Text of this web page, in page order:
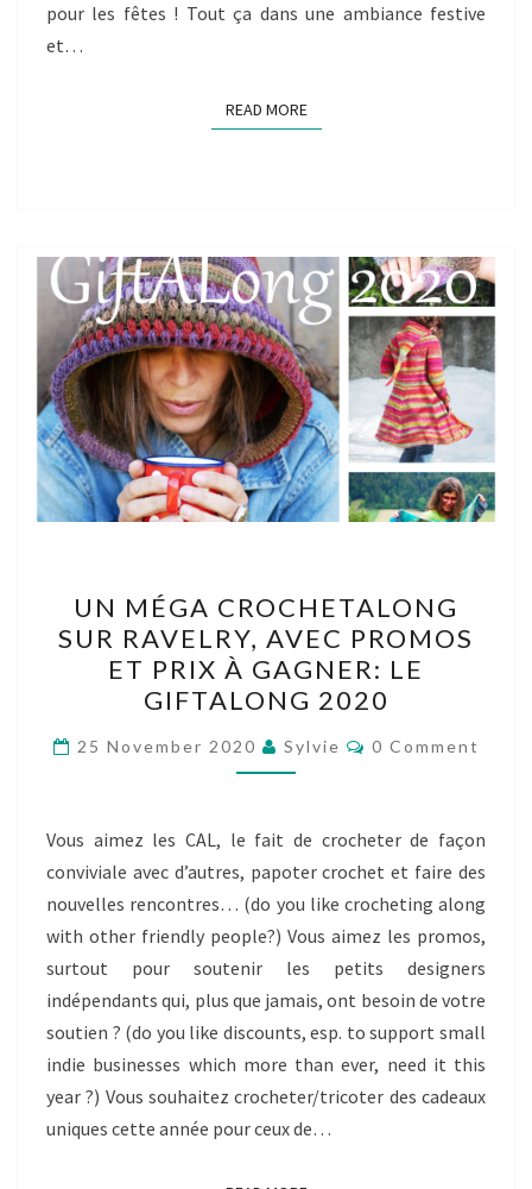
pour les fêtes ! Tout ça dans une ambiance festive
et…
READ MOREREAD MORE
MÉGA
CROCHETALONG
SUR
RAVELRY,
AVEC
PROMOS
PRIX
À
GAGNER:
LE
GIFTALONG
2020
UN MÉGA CROCHETALONG
SUR RAVELRY, AVEC PROMOS
ET PRIX À GAGNER: LE
GIFTALONG 2020
25 November 2020 Sylvie Comments
0 Comment
Vous aimez les CAL, le fait de crocheter de façon
conviviale avec d’autres, papoter crochet et faire des
nouvelles rencontres… (do you like crocheting along
with other friendly people?) Vous aimez les promos,
surtout pour soutenir les petits designers
indépendants qui, plus que jamais, ont besoin de votre
soutien ? (do you like discounts, esp. to support small
indie businesses which more than ever, need it this
year ?) Vous souhaitez crocheter/tricoter des cadeaux
uniques cette année pour ceux de…